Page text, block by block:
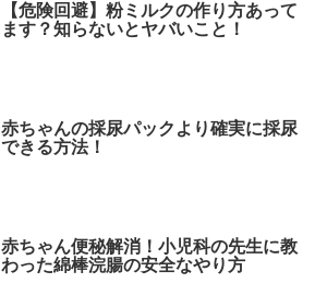
【危険回避】粉ミルクの作り方あって
ます？知らないとヤバいこと！
赤ちゃんの採尿パックより確実に採尿
できる方法！
赤ちゃん便秘解消！小児科の先生に教
わった綿棒浣腸の安全なやり方